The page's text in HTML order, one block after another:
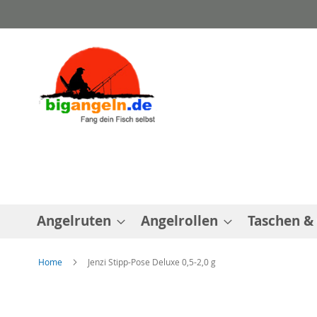
zum
Angelruten Angelrollen Taschen &
Home Jenzi Stipp-Pose Deluxe 0,5-2,0 g